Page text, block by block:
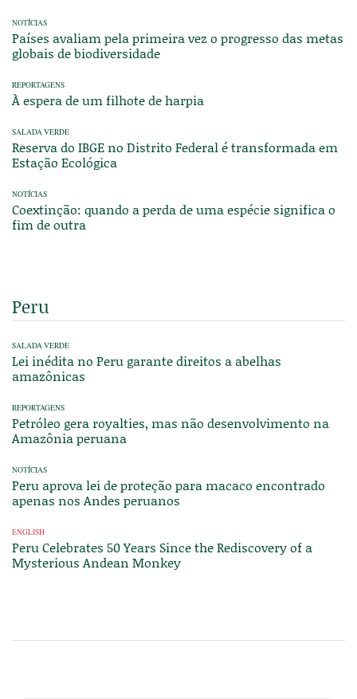
NOTÍCIAS
Países avaliam pela primeira vez o progresso das metas
globais de biodiversidade
REPORTAGENS
À espera de um filhote de harpia
SALADA VERDE
Reserva do IBGE no Distrito Federal é transformada em
Estação Ecológica
NOTÍCIAS
Coextinção: quando a perda de uma espécie significa o
fim de outra
Peru
SALADA VERDE
Lei inédita no Peru garante direitos a abelhas
amazônicas
REPORTAGENS
Petróleo gera royalties, mas não desenvolvimento na
Amazônia peruana
NOTÍCIAS
Peru aprova lei de proteção para macaco encontrado
apenas nos Andes peruanos
ENGLISH
Peru Celebrates 50 Years Since the Rediscovery of a
Mysterious Andean Monkey